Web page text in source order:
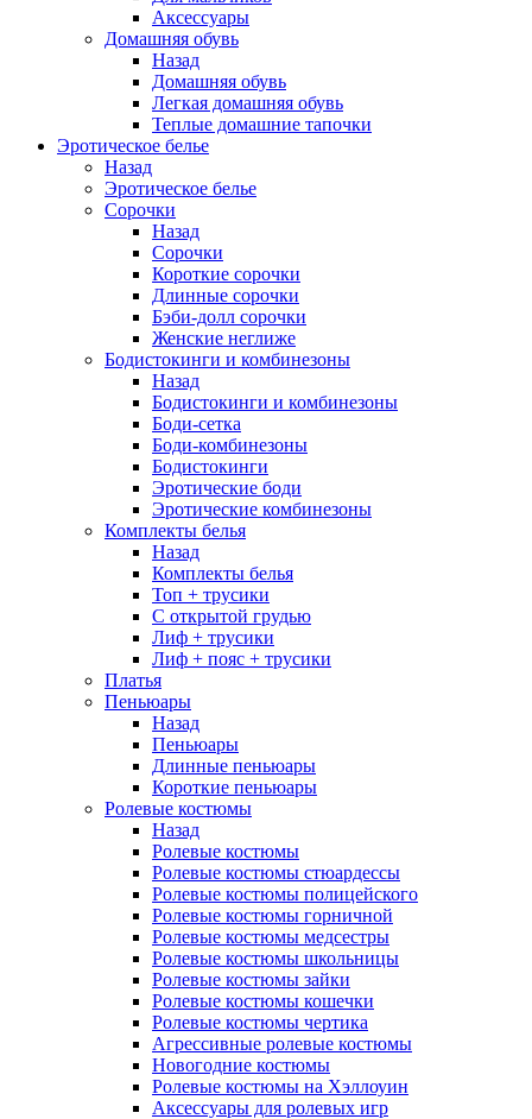
Аксессуары
Домашняя обувь
Назад
Домашняя обувь
Легкая домашняя обувь
Теплые домашние тапочки
Эротическое белье
Назад
Эротическое белье
Сорочки
Назад
Сорочки
Короткие сорочки
Длинные сорочки
Бэби-долл сорочки
Женские неглиже
Бодистокинги и комбинезоны
Назад
Бодистокинги и комбинезоны
Боди-сетка
Боди-комбинезоны
Бодистокинги
Эротические боди
Эротические комбинезоны
Комплекты белья
Назад
Комплекты белья
Топ + трусики
С открытой грудью
Лиф + трусики
Лиф + пояс + трусики
Платья
Пеньюары
Назад
Пеньюары
Длинные пеньюары
Короткие пеньюары
Ролевые костюмы
Назад
Ролевые костюмы
Ролевые костюмы стюардессы
Ролевые костюмы полицейского
Ролевые костюмы горничной
Ролевые костюмы медсестры
Ролевые костюмы школьницы
Ролевые костюмы зайки
Ролевые костюмы кошечки
Ролевые костюмы чертика
Агрессивные ролевые костюмы
Новогодние костюмы
Ролевые костюмы на Хэллоуин
Аксессуары для ролевых игр